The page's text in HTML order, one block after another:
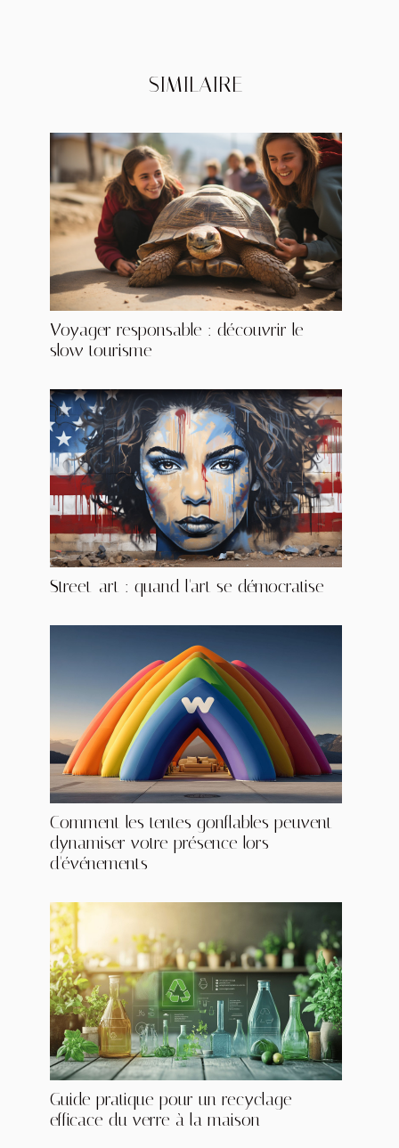
SIMILAIRE
Voyager responsable : découvrir le
slow tourisme
Street-art : quand l'art se démocratise
Comment les tentes gonflables peuvent
dynamiser votre présence lors
d'événements
Guide pratique pour un recyclage
efficace du verre à la maison